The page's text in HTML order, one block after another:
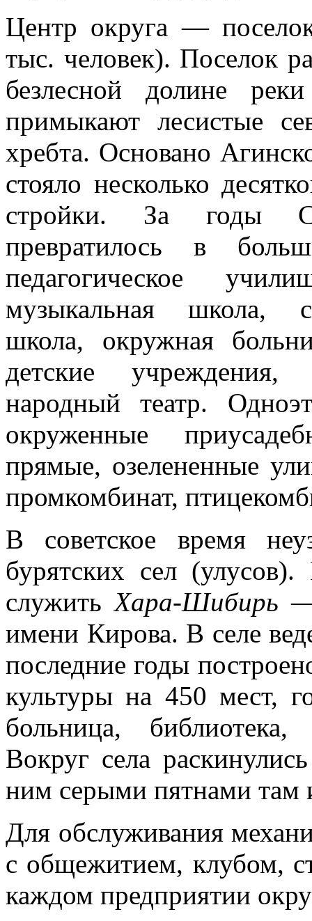
Центр округа —
тыс. человек). Поселок
безлесной долине
примыкают лесистые
хребта. Основано
стояло несколь­ко
стройки. За годы
превратилось в
педагогическое
музыкальная школа,
школа, окруж­ная
детские
народный театр.
окруженные
прямые, озелененные
промкомбинат,
В советское время
бурятских сел
служитьХара-Шибирь—
имени Кирова. В селе
последние годы
куль­туры на 450 мест,
больница,
Вокруг села
ним серы­ми пятнами там
Для обслуживания
с общежитием, клу­бом,
каж­дом предприятии